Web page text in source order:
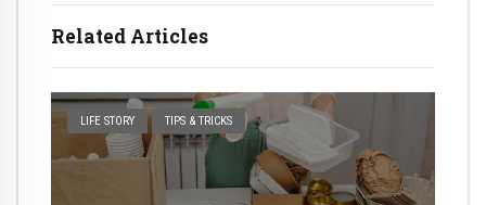
Related Articles
LIFE STORY TIPS & TRICKS